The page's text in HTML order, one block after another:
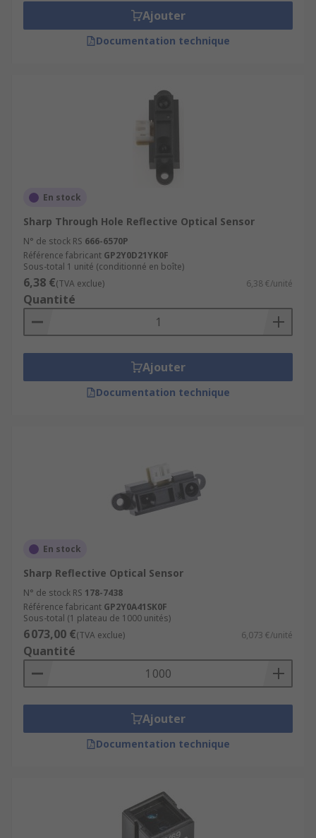
Ajouter
Documentation technique
En stock
Sharp Through Hole Reflective Optical Sensor
N° de stock RS 666-6570P
Référence fabricant GP2Y0D21YK0F
Sous-total 1 unité (conditionné en boîte)
6,38 €(TVA exclue) 6,38 €/unité
Quantité
Ajouter
Documentation technique
En stock
Sharp Reflective Optical Sensor
N° de stock RS 178-7438
Référence fabricant GP2Y0A41SK0F
Sous-total (1 plateau de 1000 unités)
6 073,00 €(TVA exclue) 6,073 €/unité
Quantité
Ajouter
Documentation technique